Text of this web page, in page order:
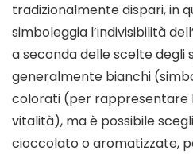
tradizionalmente dispari, in
simboleggia l’indivisibilità
a seconda delle scelte degli
generalmente bianchi
colorati (per rappresentare
vitalità), ma è possibile
cioccolato o aromatizzate,